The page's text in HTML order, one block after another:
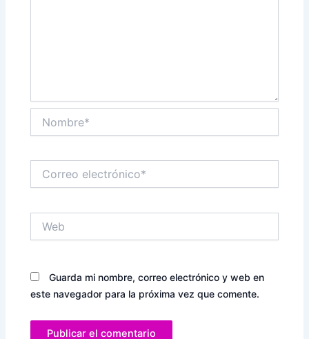
electrónico*
Guarda mi nombre, correo electrónico y web en
este navegador para la próxima vez que comente.